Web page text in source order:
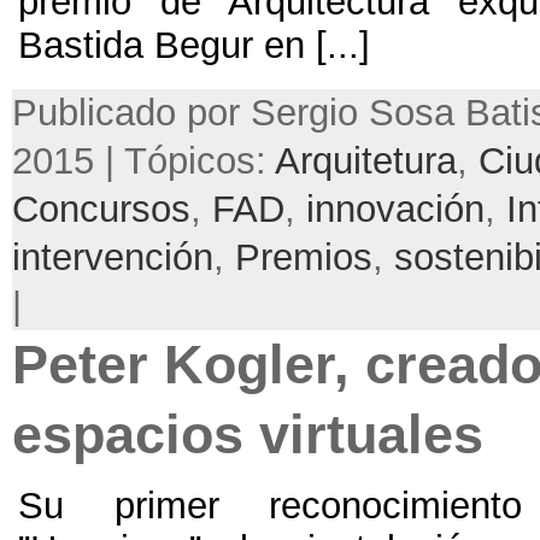
Bastida Begur en [...]
Publicado por Sergio Sosa
2015 | Tópicos: Arquitetura,
Concursos, FAD, innovación,
intervención, Premios,
|
Peter Kogler,
espacios virtuales
Su primer reconocimiento